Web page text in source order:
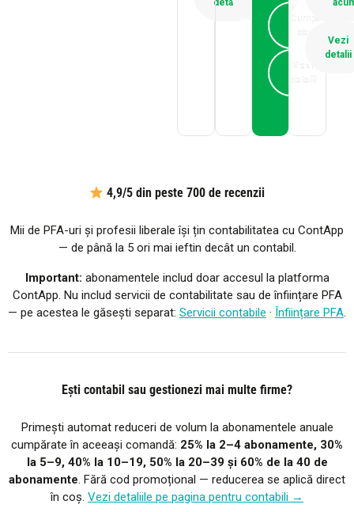
detalii
Vezi
detalii
4,9/5 din peste 700 de recenzii
Mii de PFA-uri și profesii liberale își țin contabilitatea cu ContApp
— de până la 5 ori mai ieftin decât un contabil.
Important: abonamentele includ doar accesul la platforma
ContApp. Nu includ servicii de contabilitate sau de înființare PFA
— pe acestea le găsești separat: Servicii contabile · Înființare PFA.
Ești contabil sau gestionezi mai multe firme?
Primești automat reduceri de volum la abonamentele anuale
cumpărate în aceeași comandă: 25% la 2–4 abonamente, 30%
la 5–9, 40% la 10–19, 50% la 20–39 și 60% de la 40 de
abonamente. Fără cod promoțional — reducerea se aplică direct
în coș. Vezi detaliile pe pagina pentru contabili →